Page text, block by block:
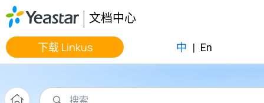
跳转到主要内容
文档中心
下载 Linkus 中 | En